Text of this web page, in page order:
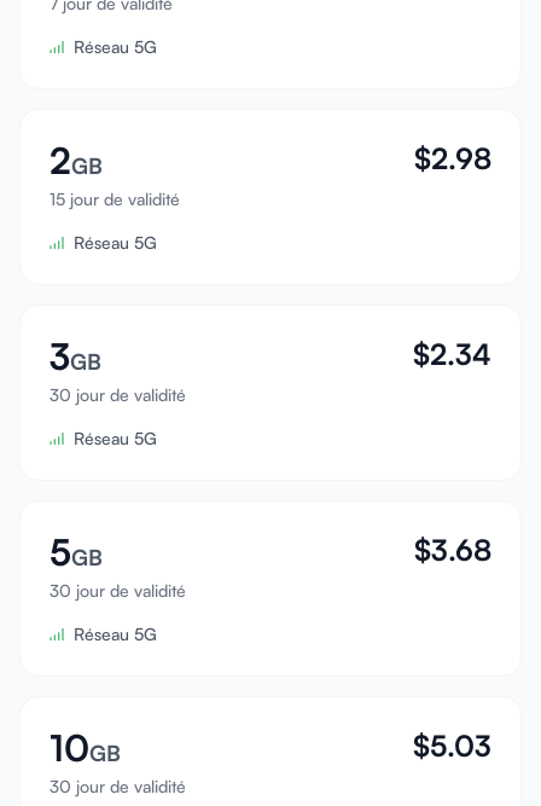
Centre d'aide
Assistance
Compatibilité des appareils
Se connecter
Réseau 5G
2GB
15 jour de validité
$2.98
Réseau 5G
3GB
30 jour de validité
$2.34
Réseau 5G
5GB
30 jour de validité
$3.68
Réseau 5G
10GB
30 jour de validité
$5.03